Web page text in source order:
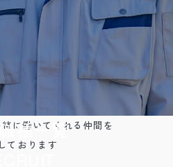
種一覧
に働いてくれる仲間を
ております